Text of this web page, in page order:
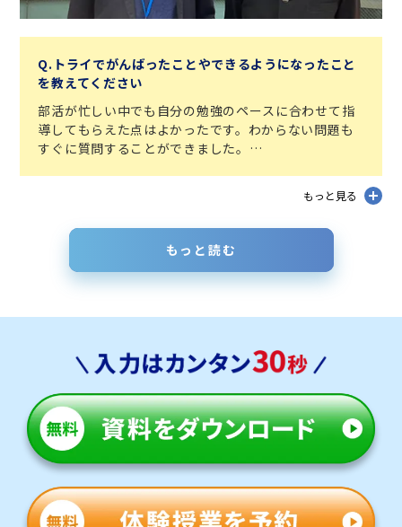
Q.トライでがんばったことやできるようになったこと
を教えてください
部活が忙しい中でも自分の勉強のペースに合わせて指
導してもらえた点はよかったです。わからない問題も
すぐに質問することができました。
もっと見る
もっと読む